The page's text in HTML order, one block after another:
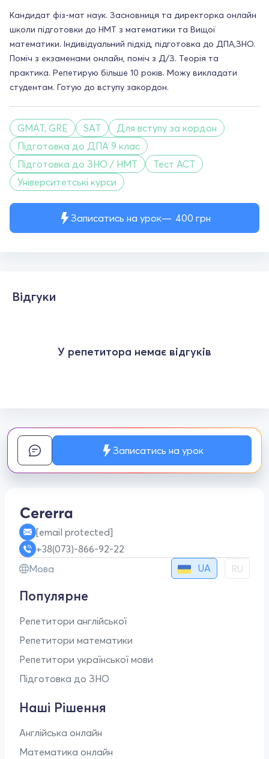
Записатись на урок 400 грн
Кандидат фіз-мат наук. Засновниця та директорка онлайн
школи підготовки до НМТ з математики та Вищої
математики. Індивідуальний підхід, підготовка до ДПА,ЗНО.
Поміч з екзаменами онлайн, поміч з Д/З. Теорія та
практика. Репетирую більше 10 років. Можу викладати
студентам. Готую до вступу закордон.
GMAT, GRE SAT
Для вступу за кордон
Підготовка до ДПА 9 клас
Підготовка до ЗНО / НМТ
Тест ACT
Університетські курси
Відгуки
У репетитора немає відгуків
Записатись на урок
[email protected]
+38(073)-866-92-22
Мова
UA RU
Популярне
Репетитори англійської
Репетитори математики
Репетитори української мови
Підготовка до ЗНО
Наші Рішення
Англійська онлайн
Математика онлайн